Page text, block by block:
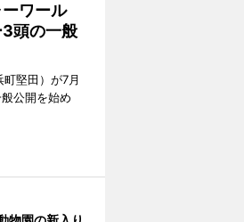
ワール
3頭の一般
堅田）が7月
公開を始め